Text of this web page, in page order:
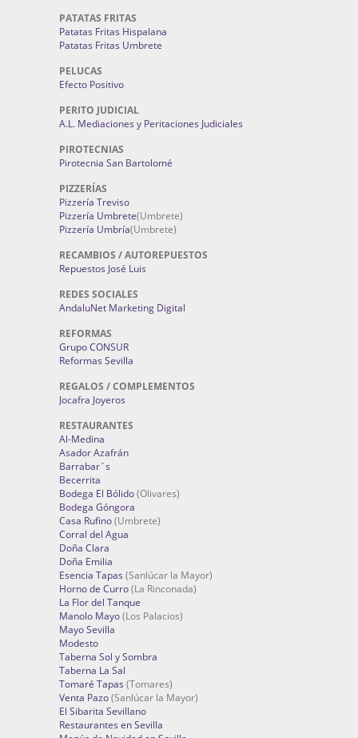
PATATAS FRITAS
Patatas Fritas Hispalana
Patatas Fritas Umbrete
PELUCAS
Efecto Positivo
PERITO JUDICIAL
A.L. Mediaciones y Peritaciones Judiciales
PIROTECNIAS
Pirotecnia San Bartolomé
PIZZERÍAS
Pizzería Treviso
Pizzería Umbrete(Umbrete)
Pizzería Umbría(Umbrete)
RECAMBIOS / AUTOREPUESTOS
Repuestos José Luis
REDES SOCIALES
AndaluNet Marketing Digital
REFORMAS
Grupo CONSUR
Reformas Sevilla
REGALOS / COMPLEMENTOS
Jocafra Joyeros
RESTAURANTES
Al-Medina
Asador Azafrán
Barrabar´s
Becerrita
Bodega El Bólido(Olivares)
Bodega Góngora
Casa Rufino(Umbrete)
Corral del Agua
Doña Clara
Doña Emilia
Esencia Tapas (Sanlúcar la Mayor)
Horno de Curro(La Rinconada)
La Flor del Tanque
Manolo Mayo(Los Palacios)
Mayo Sevilla
Modesto
Taberna Sol y Sombra
Taberna La Sal
Tomaré Tapas (Tomares)
Venta Pazo(Sanlúcar la Mayor)
El Sibarita Sevillano
Restaurantes en Sevilla